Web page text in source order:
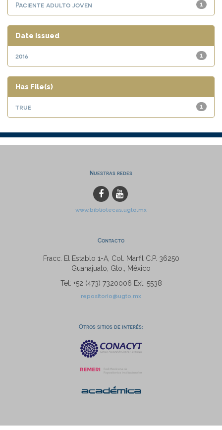
1
Paciente adulto joven
Date issued
1
2016
Has File(s)
1
true
Nuestras redes
www.bibliotecas.ugto.mx
Contacto
Fracc. El Establo 1-A, Col. Marfil C.P. 36250
Guanajuato, Gto., México
Tel: +52 (473) 7320006 Ext. 5538
repositorio@ugto.mx
Otros sitios de interés: